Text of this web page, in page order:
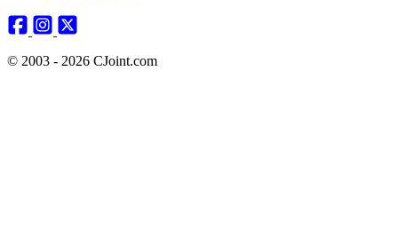
© 2003 - 2026 CJoint.com